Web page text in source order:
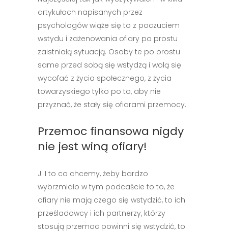
artykułach napisanych przez
psychologów wiąże się to z poczuciem
wstydu i zażenowania ofiary po prostu
zaistniałą sytuacją. Osoby te po prostu
same przed sobą się wstydzą i wolą się
wycofać z życia społecznego, z życia
towarzyskiego tylko po to, aby nie
przyznać, że stały się ofiarami przemocy.
Przemoc finansowa nigdy
nie jest winą ofiary!
J: I to co chcemy, żeby bardzo
wybrzmiało w tym podcaście to to, że
ofiary nie mają czego się wstydzić, to ich
prześladowcy i ich partnerzy, którzy
stosują przemoc powinni się wstydzić, to